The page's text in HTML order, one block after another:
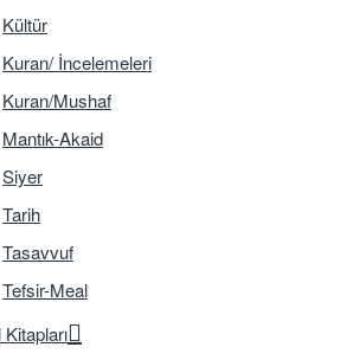
Kültür
Kuran/ İncelemeleri
Kuran/Mushaf
Mantık-Akaid
Siyer
Tarih
Tasavvuf
Tefsir-Meal